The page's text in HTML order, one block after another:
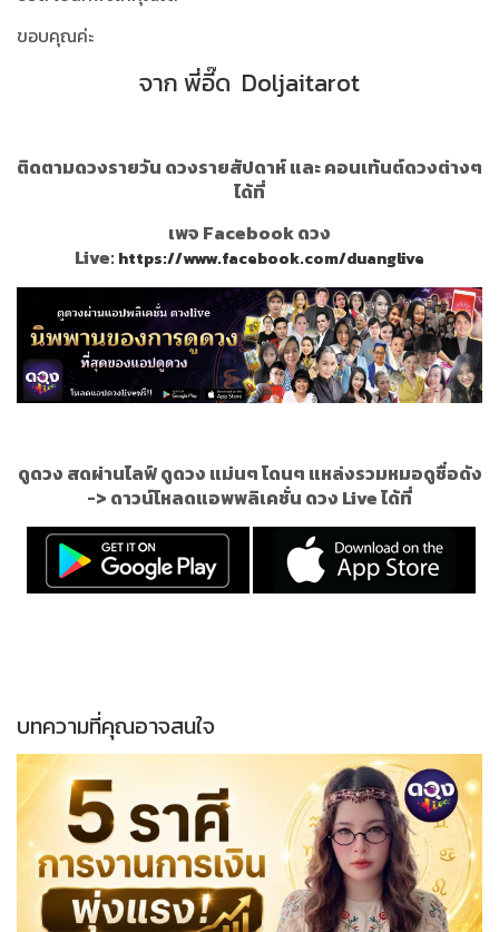
ขอบคุณค่ะ
จาก พี่อี๊ด Doljaitarot
ติดตามดวงรายวัน ดวงรายสัปดาห์ และ คอนเท้นต์ดวงต่างๆ
ได้ที่
เพจ Facebook ดวง
Live:https://www.facebook.com/duanglive
ดูดวง สดผ่านไลฟ์ ดูดวง แม่นๆ โดนๆ แหล่งรวมหมอดูชื่อดัง
-> ดาวน์โหลดแอพพลิเคชั่น ดวง Live ได้ที่
บทความที่คุณอาจสนใจ